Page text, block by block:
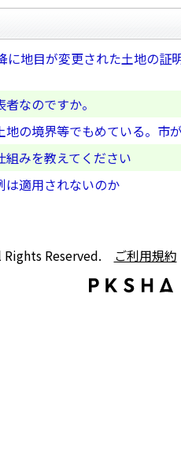
に地目が変更された土地の
なのですか。
の境界等でもめている。市
みを教えてください
は適用されないのか
Reserved. ご利用規約